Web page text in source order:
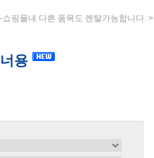
쇼핑몰내 다른 품목도 렌탈가능합니다.>
용